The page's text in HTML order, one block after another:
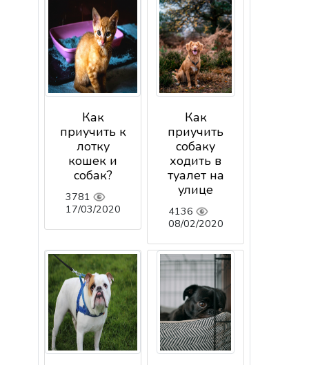
Как
приучить к
лотку
кошек и
собак?
3781
17/03/2020
Как
приучить
собаку
ходить в
туалет на
улице
4136
08/02/2020